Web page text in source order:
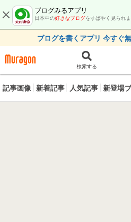
ブログみるアプリ
日本中の好きなブログをすばやく見られ
ブログを書くアプリ 今すぐ
検索する
記事画像 新着記事 人気記事 新登場